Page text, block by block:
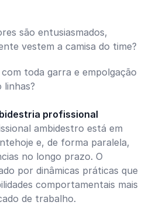
são entusiasmados,
vestem a camisa do time?
toda garra e empolgação
profissional
ambidestro está em
e, de forma paralela,
no longo prazo. O
por dinâmicas práticas que
comportamentais mais
de trabalho.